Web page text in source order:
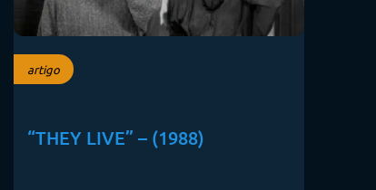
artigo
“THEY LIVE” – (1988)